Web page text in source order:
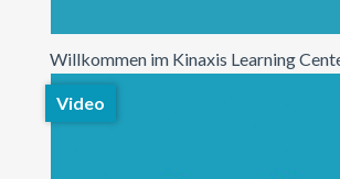
Willkommen im Kinaxis Learning
Video